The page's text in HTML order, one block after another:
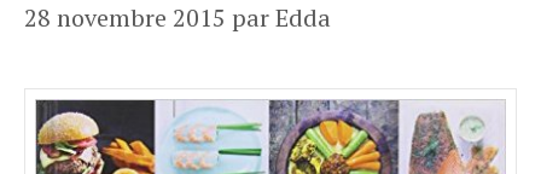
28 novembre 2015 parEdda